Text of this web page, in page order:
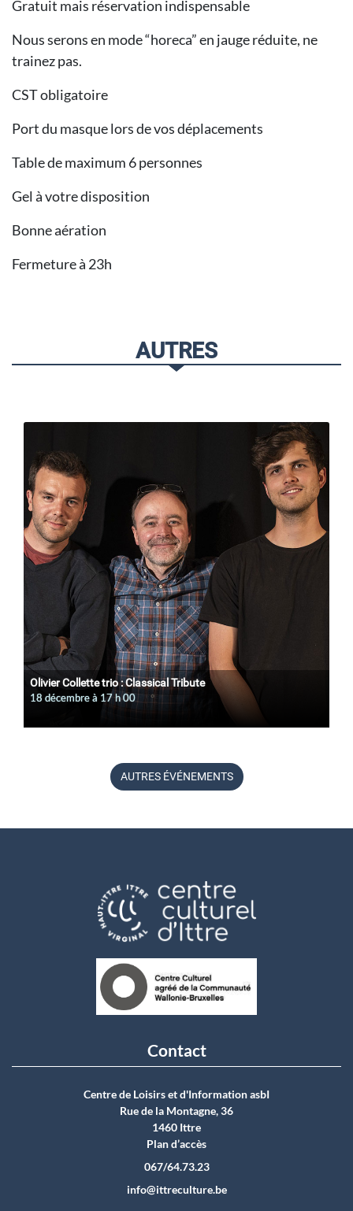
Gratuit mais réservation indispensable
Nous serons en mode “horeca” en jauge réduite, ne
trainez pas.
CST obligatoire
Port du masque lors de vos déplacements
Table de maximum 6 personnes
Gel à votre disposition
Bonne aération
Fermeture à 23h
AUTRES
Olivier Collette trio : Classical Tribute
18 décembre à 17 h 00
AUTRES ÉVÉNEMENTS
Contact
Centre de Loisirs et d'Information asbI
Rue de la Montagne, 36
1460 Ittre
Plan d’accès
067/64.73.23
info@ittreculture.be